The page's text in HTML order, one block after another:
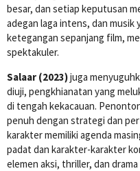
besar, dan setiap keputusan
adegan laga intens, dan
ketegangan sepanjang film,
spektakuler.
Salaar (2023)juga
diuji, pengkhianatan yang
di tengah kekacauan.
penuh dengan strategi dan
karakter memiliki agenda
padat dan karakter-karakter
elemen aksi, thriller, dan